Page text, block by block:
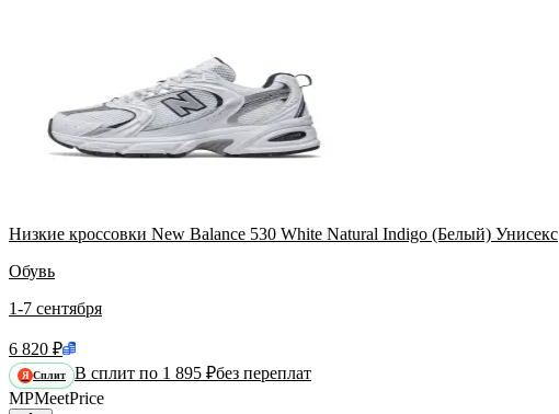
Низкие кроссовки New Balance 530 White Natural Indigo (Белый) Унисекс
Обувь
1-7 сентября
6 820 ₽
Я Сплит В сплит по 1 895 ₽без переплат
MPMeetPrice